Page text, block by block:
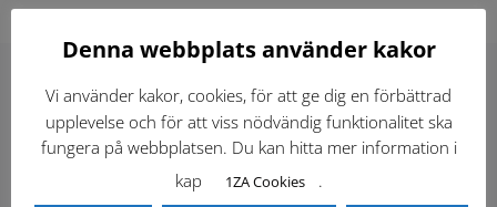
Hitta direkt
Gällande standardritningar (Dwg och pdf)
Denna webbplats använder kakor
Vi använder kakor, cookies, för att ge dig en förbättrad
upplevelse och för att viss nödvändig funktionalitet ska
fungera på webbplatsen. Du kan hitta mer information i
kap
1ZA Cookies .